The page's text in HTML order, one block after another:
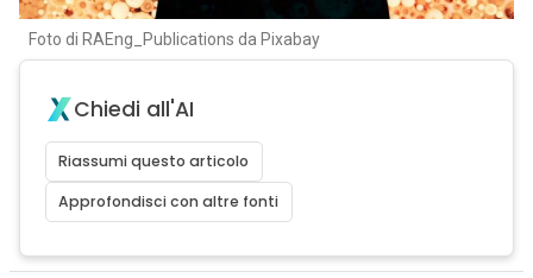
Foto di RAEng_Publications da Pixabay
Chiedi all'AI
Riassumi questo articolo
Approfondisci con altre fonti